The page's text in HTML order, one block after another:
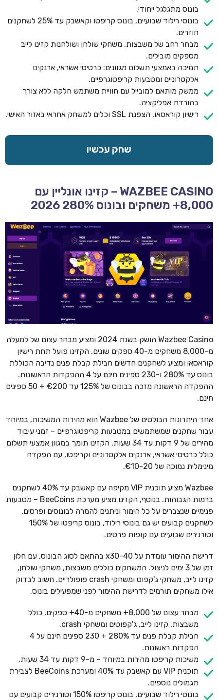
בונוס מתגלגל ייחודי.
בונוסי רילוד שבועיים, בונוס קריפטו וקאשבק עד 25% לשחקנים
חוזרים.
מבחר רחב של משבצות, משחקי שולחן ושולחנות קזינו לייב
מספקים מובילים.
תמיכה באמצעי תשלום מגוונים: כרטיסי אשראי, ארנקים
אלקטרוניים ומטבעות קריפטוגרפיים.
ממשק מותאם למובייל עם חוויית משתמש חלקה ללא צורך
בהורדת אפליקציה.
רישיון קוראסאו, הצפנת SSL וכלים למשחק אחראי באזור האישי.
שחק עכשיו
WAZBEE CASINO – קזינו אונליין עם
8,000+ משחקים ובונוס 280% 2026
Wazbee Casino הושק בשנת 2024 ומציע מבחר עצום של למעלה
מ-8,000 משחקים מ-40 ספקים שונים. הקזינו פועל תחת רישיון
קוראסאו ומציע לשחקנים חדשים חבילת קבלת פנים נדיבה הכוללת
בונוס עד 280% ו-230 ספינים חינם על 4 ההפקדות הראשונות.
ההפקדה הראשונה מזכה בבונוס של 125% עד €200 + 50 ספינים
חינם.
אחד היתרונות הבולטים של Wazbee הוא מהירות המשיכות, במיוחד
עבור שחקנים שמשתמשים במטבעות קריפטוגרפיים – זמני עיבוד
מהירים של 9 דקות עד 34 שעות. הקזינו תומך במגוון אמצעי תשלום
כולל כרטיסי אשראי, ארנקים אלקטרוניים וקריפטו, עם הפקדה
מינימלית נמוכה של €10-20.
Wazbee מציע תוכנית VIP מקיפה עם קאשבק עד 40% לשחקנים
ברמות הגבוהות. בנוסף, הקזינו מציע מערכת BeeCoins – מטבעות
פנימיים שנצברים על כל הימור וניתנים להמרה לבונוסים ופרסים.
לשחקנים קבועים יש גם בונוסי רילוד, בונוס קריפטו של 150%
וטורנירים שבועיים עם קופות פרסים.
דרישת ההימור עומדת על x30-40 בהתאם לסוג הבונוס, עם חלון
זמן של 3 ימים לניצול. המשחקים כוללים משבצות, משחקי שולחן,
קזינו לייב, משחקי ג'קפוט ומשחקי crash פופולריים. חשוב לבדוק
אילו משחקים תורמים לדרישת ההימור לפני שמפעילים בונוס.
מבחר עצום של 8,000+ משחקים מ-40+ ספקים, כולל
משבצות, קזינו לייב, ג'קפוטים ומשחקי crash.
חבילת קבלת פנים עד 280% + 230 ספינים חינם על 4
הפקדות ראשונות.
משיכות קריפטו מהירות במיוחד – מ-9 דקות עד 34 שעות.
תוכנית VIP עם קאשבק עד 40% ומערכת BeeCoins לצבירת
תגמולים נוספים.
בונוסי רילוד שבועיים, בונוס קריפטו 150% וטורנירים קבועים עם